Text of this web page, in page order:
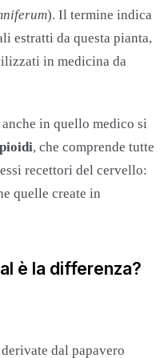
). Il termine indica
estratti da questa pianta,
in medicina da
in quello medico si
, che comprende tutte
recettori del cervello:
quelle create in
è la differenza?
dal papavero